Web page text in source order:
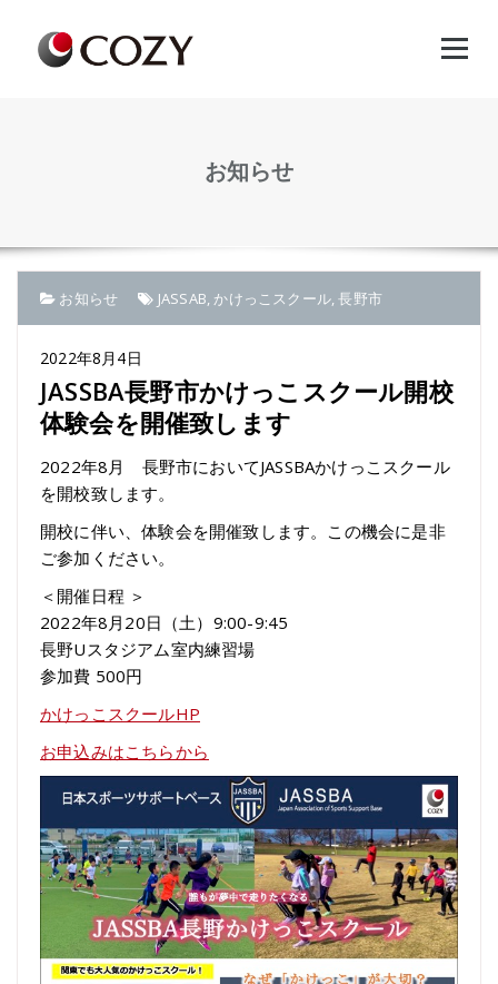
content
お知らせ
お知らせ JASSAB, かけっこスクール,長野市
2022年8月4日
JASSBA長野市かけっこスクール開校
体験会を開催致します
2022年8月 長野市においてJASSBAかけっこスクール
を開校致します。
開校に伴い、体験会を開催致します。この機会に是非
ご参加ください。
＜開催日程 ＞
2022年8月20日（土）9:00-9:45
長野Uスタジアム室内練習場
参加費 500円
かけっこスクールHP
お申込みはこちらから